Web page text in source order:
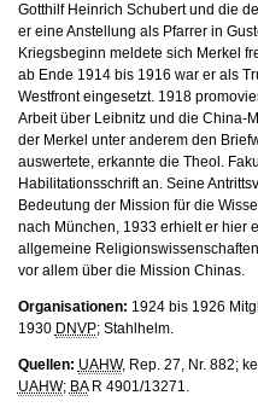
Gotthilf Heinrich Schubert und die
er eine Anstellung als Pfarrer in
Kriegsbeginn meldete sich Merkel
ab Ende 1914 bis 1916 war er als
Westfront eingesetzt. 1918
Arbeit über Leibnitz und die China-
der Merkel unter anderem den
auswertete, erkannte die Theol.
Habilitationsschrift an. Seine
Bedeutung der Mission für die
nach München, 1933 erhielt er hier
allgemeine
vor allem über die Mission Chinas.
Organisationen: 1924 bis 1926
1930 DNVP; Stahlhelm.
Quellen: UAHW, Rep. 27, Nr. 882;
UAHW; BAR 4901/13271.